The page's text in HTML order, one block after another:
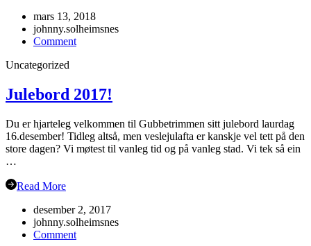
mars 13, 2018
johnny.solheimsnes
Commenton
Uncategorized
Julebord 2017!
Du er hjarteleg velkommen til Gubbetrimmen sitt julebord laurdag
16.desember! Tidleg altså, men veslejulafta er kanskje vel tett på den
store dagen? Vi møtest til vanleg tid og på vanleg stad. Vi tek så ein
…
Read More
desember 2, 2017
johnny.solheimsnes
Commenton